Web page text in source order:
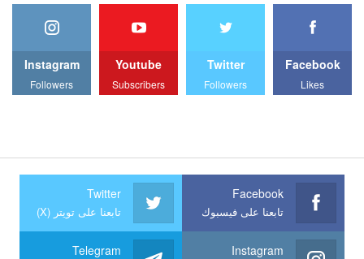
Facebook
Likes
Twitter
Followers
Youtube
Subscribers
Instagram
Followers
Facebook
تابعنا على فيسبوك
Twitter
تابعنا على تويتر (X)
Instagram
Telegram